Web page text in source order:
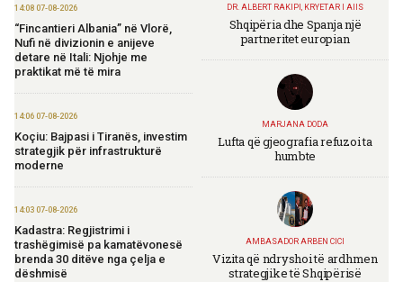
14:08 07-08-2026
“Fincantieri Albania” në Vlorë,
Nufi në divizionin e anijeve
detare në Itali: Njohje me
praktikat më të mira
14:06 07-08-2026
Koçiu: Bajpasi i Tiranës, investim
strategjik për infrastrukturë
moderne
14:03 07-08-2026
Kadastra: Regjistrimi i
trashëgimisë pa kamatëvonesë
brenda 30 ditëve nga çelja e
dëshmisë
DR. ALBERT RAKIPI, KRYETAR I AIIS
Shqipëria dhe Spanja një
partneritet europian
MARJANA DODA
Lufta që gjeografia refuzoi ta
humbte
AMBASADOR ARBEN CICI
Vizita që ndryshoi të ardhmen
strategjike të Shqipërisë